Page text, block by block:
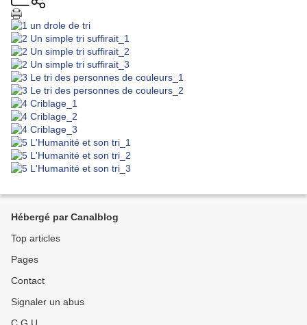
Hébergé par Canalblog
Top articles
Pages
Contact
Signaler un abus